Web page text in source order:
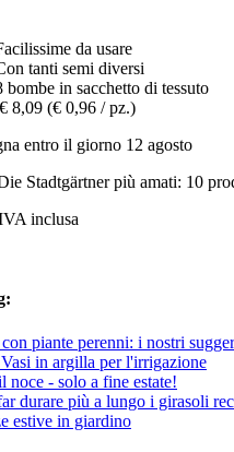
da usare
tanti semi diversi
bombe in sacchetto di tessuto
€ 8,09 (€ 0,96 / pz.)
entro il giorno 12 agosto
Stadtgärtner più amati: 10
inclusa
piante perenni: i nostri
in argilla per l'irrigazione
noce - solo a fine estate!
durare più a lungo i girasoli
estive in giardino